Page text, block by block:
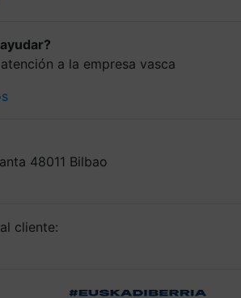
a la empresa vasca
48011 Bilbao
cliente: